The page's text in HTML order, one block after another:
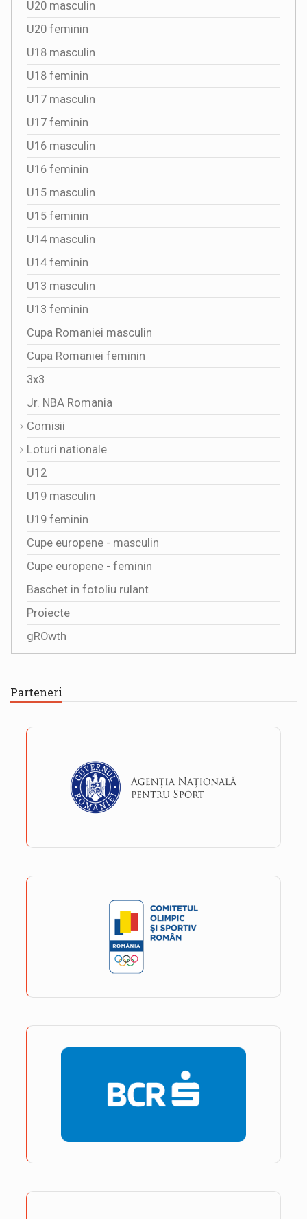
U20 masculin
U20 feminin
U18 masculin
U18 feminin
U17 masculin
U17 feminin
U16 masculin
U16 feminin
U15 masculin
U15 feminin
U14 masculin
U14 feminin
U13 masculin
U13 feminin
Cupa Romaniei masculin
Cupa Romaniei feminin
3x3
Jr. NBA Romania
Comisii
Loturi nationale
U12
U19 masculin
U19 feminin
Cupe europene - masculin
Cupe europene - feminin
Baschet in fotoliu rulant
Proiecte
gROwth
Parteneri